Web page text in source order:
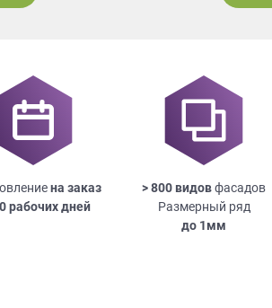
на заказ
рабочих дней
> 800 видовфасадов
Размерный ряд
до 1мм